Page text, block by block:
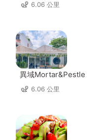
6.06 公里
異域Mortar&Pestle
6.06 公里